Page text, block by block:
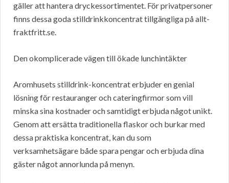
gäller att hantera dryckessortimentet. För privatpersoner
finns dessa goda stilldrinkkoncentrat tillgängliga på allt-
fraktfritt.se.
Den okomplicerade vägen till ökade lunchintäkter
Aromhusets stilldrink-koncentrat erbjuder en genial
lösning för restauranger och cateringfirmor som vill
minska sina kostnader och samtidigt erbjuda något unikt.
Genom att ersätta traditionella flaskor och burkar med
dessa praktiska koncentrat, kan du som
verksamhetsägare både spara pengar och erbjuda dina
gäster något annorlunda på menyn.